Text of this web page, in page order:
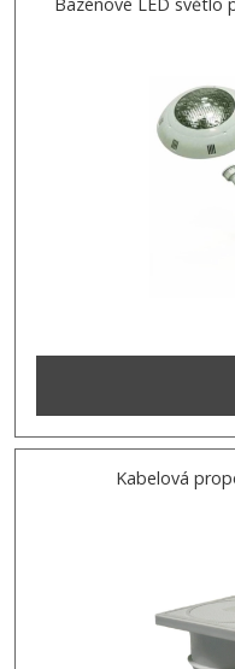
Kabelová